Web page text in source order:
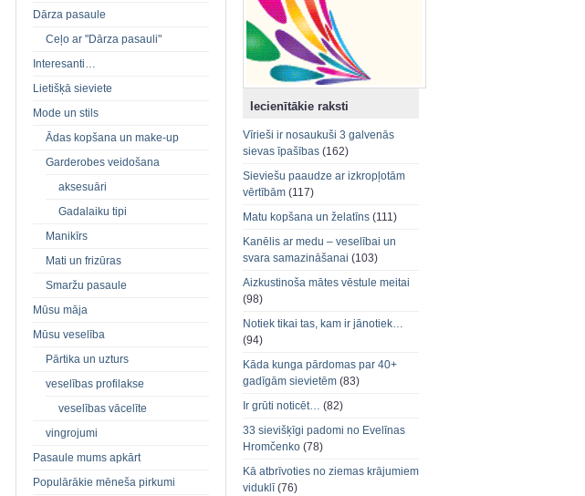
Dārza pasaule
Ceļo ar "Dārza pasauli"
Interesanti…
Lietišķā sieviete
Mode un stils
Ādas kopšana un make-up
Garderobes veidošana
aksesuāri
Gadalaiku tipi
Manikīrs
Mati un frizūras
Smaržu pasaule
Mūsu māja
Mūsu veselība
Pārtika un uzturs
veselības profilakse
veselības vācelīte
vingrojumi
Pasaule mums apkārt
Populārākie mēneša pirkumi
Iecienītākie raksti
Vīrieši ir nosaukuši 3 galvenās
sievas īpašības (162)
Sieviešu paaudze ar izkropļotām
vērtībām (117)
Matu kopšana un želatīns (111)
Kanēlis ar medu – veselībai un
svara samazināšanai (103)
Aizkustinoša mātes vēstule meitai
(98)
Notiek tikai tas, kam ir jānotiek…
(94)
Kāda kunga pārdomas par 40+
gadīgām sievietēm (83)
Ir grūti noticēt… (82)
33 sievišķīgi padomi no Evelīnas
Hromčenko (78)
Kā atbrīvoties no ziemas krājumiem
viduklī(76)